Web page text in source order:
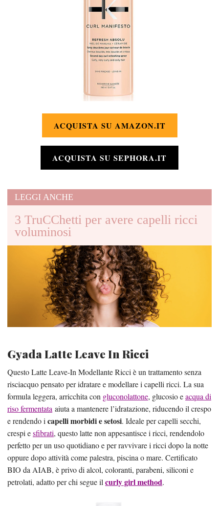
ACQUISTA SU AMAZON.IT
ACQUISTA SU SEPHORA.IT
LEGGI ANCHE
3 TruCChetti per avere capelli ricci
voluminosi
Gyada Latte Leave In Ricci
Questo Latte Leave-In Modellante Ricci è un trattamento senza
risciacquo pensato per idratare e modellare i capelli ricci. La sua
formula leggera, arricchita con gluconolattone, glucosio eacqua di
riso fermentata aiuta a mantenere l’idratazione, riducendo il crespo
e rendendo i capelli morbidi e setosi. Ideale per capelli secchi,
crespi esfibrati, questo latte non appesantisce i ricci, rendendolo
perfetto per un uso quotidiano e per ravvivare i ricci dopo la notte
oppure dopo attività come palestra, piscina o mare. Certificato
BIO da AIAB, è privo di alcol, coloranti, parabeni, siliconi e
petrolati, adatto per chi segue il curly girl method.